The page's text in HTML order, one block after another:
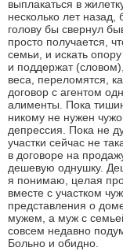
выплакаться в
несколько лет
голову бы свернул
просто получается,
семьи, и искать
и поддержат
веса, переломятся,
договор с агентом
алименты. Пока
никому не нужен
депрессия. Пока не
участки сейчас не
в договоре на
дешевую однушку.
я понимаю, целая
вместе с участком
представления о
мужем, а муж с
совсем недавно
Больно и обидно.